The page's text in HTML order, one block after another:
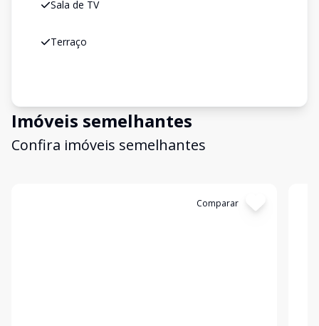
Sala de TV
Terraço
Imóveis semelhantes
Confira imóveis semelhantes
Comparar